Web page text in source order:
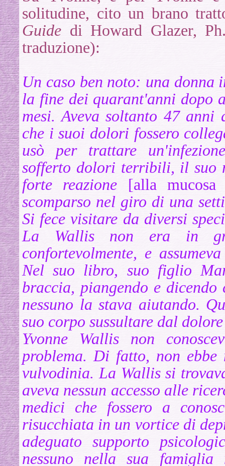
solitudine, cito un brano
Guide di Howard Glazer,
traduzione):
Un caso ben noto: una donna
la fine dei quarant'anni dopo
mesi. Aveva soltanto 47
che i suoi dolori fossero
usò per trattare
sofferto dolori terribili, il suo
forte reazione [alla mucosa
scomparso nel giro di una
Si fece visitare da diversi
La Wallis non era in
confortevolmente, e
Nel suo libro, suo figlio
braccia, piangendo e
nessuno la stava aiutando.
suo corpo sussultare dal
Yvonne Wallis non
problema. Di fatto, non
vulvodinia. La Wallis si
aveva nessun accesso alle
medici che fossero a
risucchiata in un vortice di
adeguato supporto
nessuno nella sua